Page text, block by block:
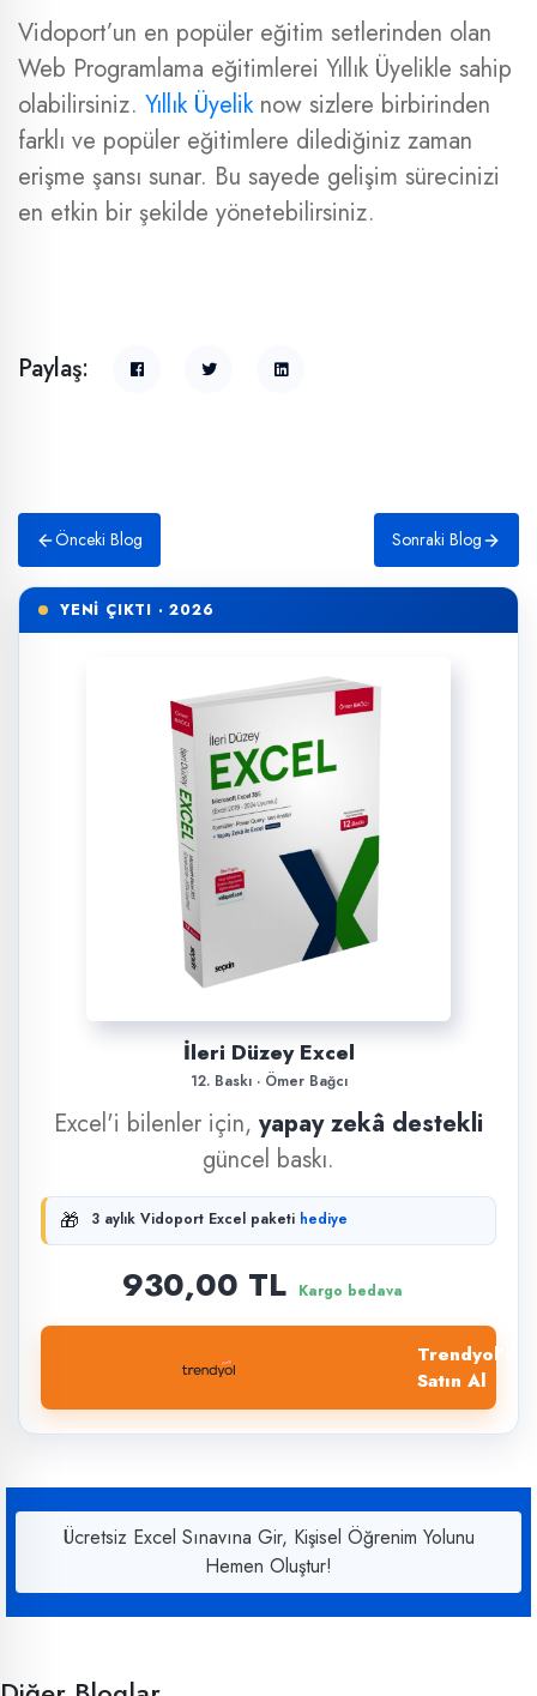
Vidoport’un en popüler eğitim setlerinden olan
Web Programlama eğitimlerei Yıllık Üyelikle sahip
olabilirsiniz. Yıllık Üyeliknow sizlere birbirinden
farklı ve popüler eğitimlere dilediğiniz zaman
erişme şansı sunar. Bu sayede gelişim sürecinizi
en etkin bir şekilde yönetebilirsiniz.
Paylaş:
Önceki Blog Sonraki Blog
YENİ ÇIKTI · 2026
İleri Düzey Excel
12. Baskı · Ömer Bağcı
Excel'i bilenler için, yapay zekâ destekli
güncel baskı.
🎁 3 aylık Vidoport Excel paketi hediye
930,00 TL Kargo bedava
Trendyol'dan
Satın Al
Ücretsiz Excel Sınavına Gir, Kişisel Öğrenim Yolunu
Hemen Oluştur!